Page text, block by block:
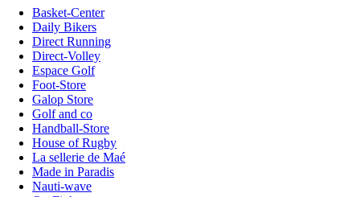
Basket-Center
Daily Bikers
Direct Running
Direct-Volley
Espace Golf
Foot-Store
Galop Store
Golf and co
Handball-Store
House of Rugby
La sellerie de Maé
Made in Paradis
Nauti-wave